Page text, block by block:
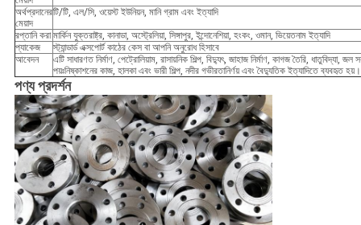
অর্থপ্রদানের
মেয়াদ
টি/টি, এল/সি, ওয়েস্ট ইউনিয়ন, মানি গ্রাম এবং ইত্যাদি
রপ্তানি করা মার্কিন যুক্তরাষ্ট্র, কানাডা, অস্ট্রেলিয়া, সিঙ্গাপুর, ইন্দোনেশিয়া, হংকং, ওমান, ভিয়েতনাম ইত্যাদি
প্যাকেজ
স্ট্যান্ডার্ড এক্সপোর্ট কাঠের কেস বা আপনি অনুরোধ হিসাবে
আবেদন
এটি সাধারণত নির্মাণ, পেট্রোলিয়াম, রাসায়নিক শিল্প, বিদ্যুৎ, জাহাজ নির্মাণ, কাগজ তৈরি, ধাতুবিদ্যা, জল
পয়ঃনিষ্কাশনের কাজ, হালকা এবং ভারী শিল্প, নদীর গভীরতানির্ণয় এবং বৈদ্যুতিক ইত্যাদিতে ব্যবহৃত হয়।
পণ্য প্রদর্শন